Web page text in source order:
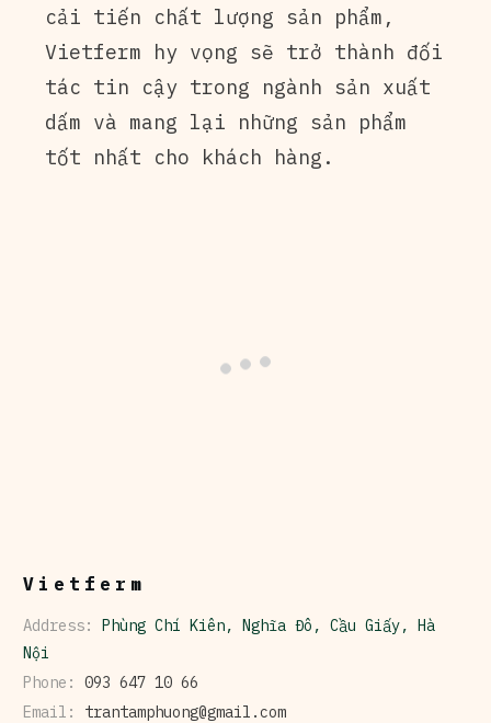
cải tiến chất lượng sản phẩm,
Vietferm hy vọng sẽ trở thành đối
tác tin cậy trong ngành sản xuất
dấm và mang lại những sản phẩm
tốt nhất cho khách hàng.
Vietferm
Address: Phùng Chí Kiên, Nghĩa Đô, Cầu Giấy, Hà
Nội
Phone: 093 647 10 66
Email: trantamphuong@gmail.com